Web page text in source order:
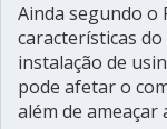
Ainda segundo o
características
instalação de
pode afetar o
além de ameaçar